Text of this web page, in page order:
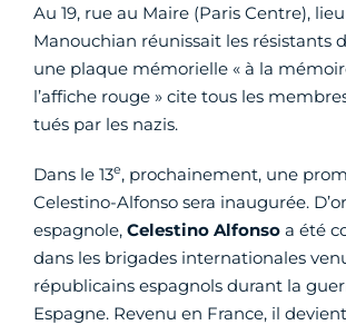
Au 19, rue au Maire (Paris Centre),
Manouchian réunissait les résistants
une plaque mémorielle « à la
l’affiche rouge » cite tous les
tués par les nazis.
Dans le 13e, prochainement, une
Celestino-Alfonso sera inaugurée.
espagnole, Celestino Alfonso a été
dans les brigades internationales
républicains espagnols durant la
Espagne. Revenu en France, il